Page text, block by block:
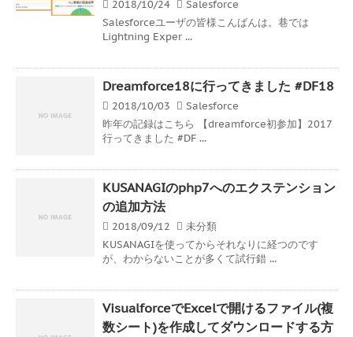
2018/10/24
Salesforce
Salesforceユーザの皆様こんばんは。巷では
Lightning Exper ...
Dreamforce18に行ってきました #DF18
2018/10/03
Salesforce
昨年の記録はこちら 【dreamforce初参加】2017
行ってきました #DF ...
KUSANAGIのphp7へのエクステンション
の追加方法
2018/09/12
未分類
KUSANAGIを使ってからそれなりに経つのです
が、わからないことが多くて試行錯 ...
VisualforceでExcelで開けるファイル(複
数シート)を作成してダウンロードする方